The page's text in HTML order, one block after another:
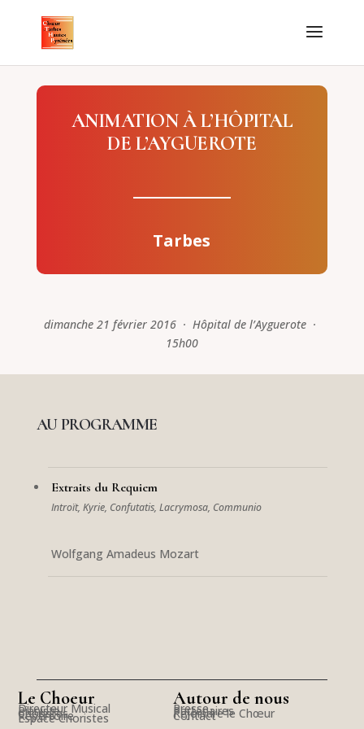
ANIMATION À L’HÔPITAL
DE L’AYGUEROTE
Tarbes
dimanche 21 février 2016 · Hôpital de l’Ayguerote ·
15h00
AU PROGRAMME
Extraits du Requiem
Introït, Kyrie, Confutatis, Lacrymosa, Communio
Wolfgang Amadeus Mozart
Le Choeur
Directeur Musical
Pianiste
Choristes
Répertoire
Espace Choristes
Autour de nous
Presse
Partenaires
Rejoindre le Chœur
Contact